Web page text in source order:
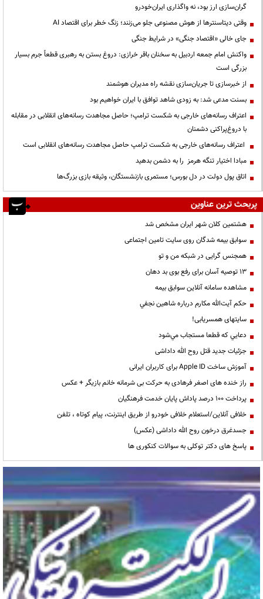
گران‌سازی ارز بود، نه واگذاری ایران‌خودرو
وقتی دیتاسنترها از هوش مصنوعی جلو می‌زنند؛ زنگ خطر برای اقتصاد AI
جای خالی «اقتصاد جنگی» در شرایط جنگی
واکنش امام جمعه اردبیل به سخنان باقر خرازی: دروغ بستن به رهبری قطعاً جرم بسیار
بزرگی است
از خبرسازی تا جریان‌سازی نقشه راه مدیران هوشمند
بسنت مدعی شد: به زودی شاهد توافق با ایران خواهیم بود
اعتراف رسانه‌های خارجی به شکست ترامپ؛ حاصل مجاهدت رسانه‌های انقلابی در مقابله
با دروغ‌پراکنی دشمنان
اعتراف رسانه‌های خارجی به شکست ترامپ حاصل مجاهدت رسانه‌های انقلابی است
مبادا اختیار تنگه هرمز را به دشمن بدهید
اتاق پول دولت در دل بورس؛ مستمری بازنشستگان، وثیقه بازی بزرگ‌ها
پربحث ترین عناوین
هشتمین کلان شهر ایران مشخص شد
سوابق بیمه شدگان روی سایت تامین اجتماعی
همجنس گرایی در شبکه من و تو
13 توصیه آسان برای رفع بوی بد دهان
مشاهده سامانه آنلاين سوابق بیمه
حكم آيت‌الله مكارم درباره شاهين نجفي
سایتهای همسریابی!
دعايي كه قطعا مستجاب مي‌شود
جزئیات جدید قتل روح الله داداشی
آموزش ساخت Apple ID برای کاربران ایرانی
راز خنده های اصغر فرهادی به حرکت بی شرمانه خانم بازیگر + عکس
پرداخت ۱۰۰ درصد پاداش پایان خدمت فرهنگیان
خلافی آنلاین/استعلام خلافی خودرو از طریق اینترنت، پیام کوتاه ، تلفن
جسدغرق درخون روح الله داداشی (عکس)
پاسخ های دکتر توکلی به سوالات کنکوری ها